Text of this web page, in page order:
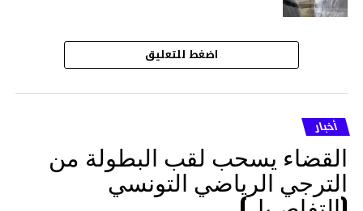
اضغط للتعليق
أخبار
القضاء يسحب لقب البطولة من
الترجي الرياضي التونسي